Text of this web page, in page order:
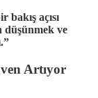
açısı
düşünmek ve
Artıyor